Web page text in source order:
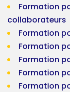
Formation
collaborateurs
Formation
Formation
Formation
Formation
Formation